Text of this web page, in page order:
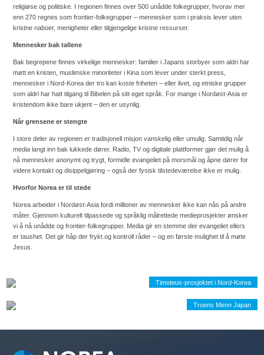
religiøse og politiske. I regionen finnes over 500 unådde folkegrupper, hvorav mer
enn 270 regnes som frontier-folkegrupper – mennesker som i praksis lever uten
kristne naboer, menigheter eller tilgjengelige kristne ressurser.
Mennesker bak tallene
Bak begrepene finnes virkelige mennesker: familier i Japans storbyer som aldri har
møtt en kristen, muslimske minoriteter i Kina som lever under sterkt press,
mennesker i Nord-Korea der tro kan koste friheten – eller livet, og etniske grupper
som aldri har hatt tilgang til Bibelen på sitt eget språk. For mange i Nordøst-Asia er
kristendom ikke bare ukjent – den er usynlig.
Når grensene er stengte
I store deler av regionen er tradisjonell misjon vanskelig eller umulig. Samtidig når
media langt inn bak lukkede dører. Radio, TV og digitale plattformer gjør det mulig å
nå mennesker anonymt og trygt, formidle evangeliet på morsmål og åpne dører for
videre kontakt og disippelgjøring – også der fysisk tilstedeværelse ikke er mulig.
Hvorfor Norea er til stede
Norea arbeider i Nordøst-Asia fordi millioner av mennesker ikke kan nås på andre
måter. Gjennom kulturelt tilpassede og språklig målrettede medieprosjekter ønsker
vi å nå unådde og frontier-folkegrupper. Media gir en stemme der evangeliet ellers
er taushet. Det gir håp der frykt og kontroll råder – og en første mulighet til å møte
Jesus.
Timoteus-prosjektet i Nord-Korea
Troens Menn Japan